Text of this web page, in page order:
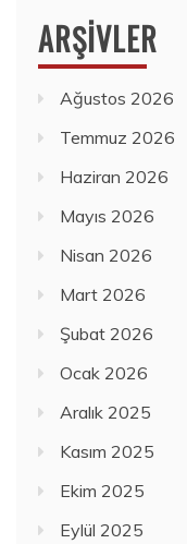
ARŞIVLER
Ağustos 2026
Temmuz 2026
Haziran 2026
Mayıs 2026
Nisan 2026
Mart 2026
Şubat 2026
Ocak 2026
Aralık 2025
Kasım 2025
Ekim 2025
Eylül 2025